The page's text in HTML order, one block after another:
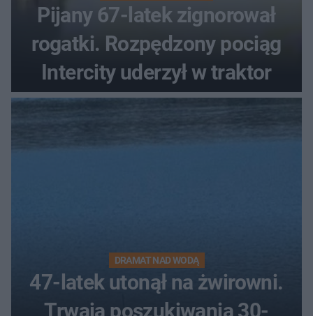
Pijany 67-latek zignorował
rogatki. Rozpędzony pociąg
Intercity uderzył w traktor
DRAMAT NAD WODĄ
47-latek utonął na żwirowni.
Trwają poszukiwania 30-